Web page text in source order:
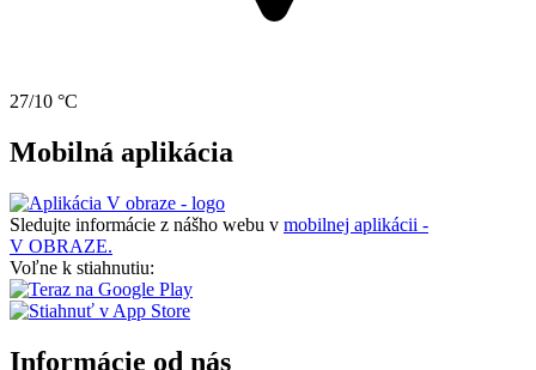
27/10 °C
Mobilná aplikácia
Sledujte informácie z nášho webu v mobilnej aplikácii -
V OBRAZE.
Voľne k stiahnutiu:
Informácie od nás